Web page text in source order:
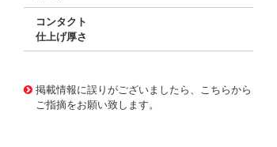
コンタクト
仕上げ厚さ
掲載情報に誤りがございましたら、こちらから
ご指摘をお願い致します。